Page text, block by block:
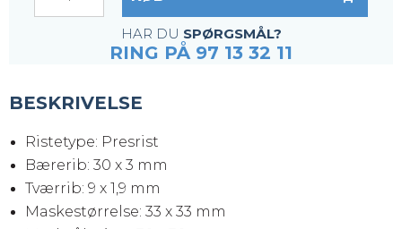
HAR DU SPØRGSMÅL?
RING PÅ 97 13 32 11
BESKRIVELSE
Ristetype: Presrist
Bærerib: 30 x 3 mm
Tværrib: 9 x 1,9 mm
Maskestørrelse: 33 x 33 mm